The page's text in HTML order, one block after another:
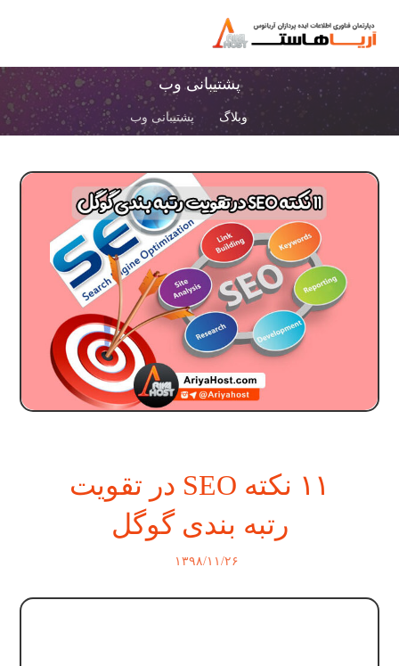
پشتیبانی وب
وبلاگ پشتیبانی وب
۱۱ نکته SEO در تقویت
رتبه بندی گوگل
۱۳۹۸/۱۱/۲۶